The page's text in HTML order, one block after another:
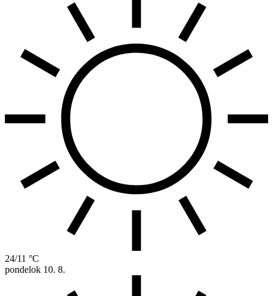
24/11 °C
pondelok 10. 8.